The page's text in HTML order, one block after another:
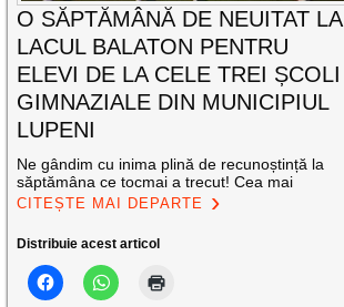
O SĂPTĂMÂNĂ DE NEUITAT LA
LACUL BALATON PENTRU
ELEVI DE LA CELE TREI ȘCOLI
GIMNAZIALE DIN MUNICIPIUL
LUPENI
Ne gândim cu inima plină de recunoștință la
săptămâna ce tocmai a trecut! Cea mai
CITEȘTE MAI DEPARTE
Distribuie acest articol